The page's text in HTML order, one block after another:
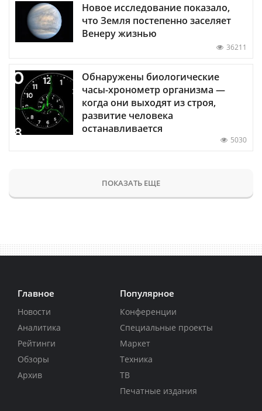
Новое исследование показало,
что Земля постепенно заселяет
Венеру жизнью
36211
Обнаружены биологические
часы-хронометр организма —
когда они выходят из строя,
развитие человека
останавливается
5030
ПОКАЗАТЬ ЕЩЕ
Главное
Новости
Аналитика
Рейтинги
Обзоры
Архив
Популярное
Конференции
Специальные проекты
Маркет
Техника
ТВ
Печатные издания